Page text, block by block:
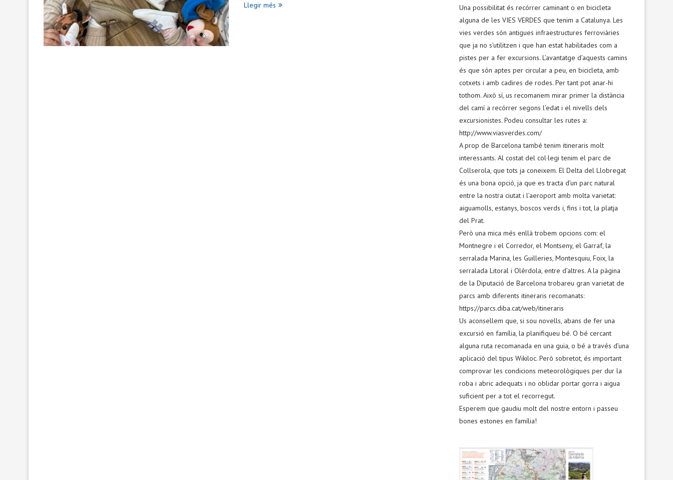
Llegir més
Una possibilitat és recórrer caminant o en bicicleta
alguna de les VIES VERDES que tenim a Catalunya. Les
vies verdes són antigues infraestructures ferroviàries
que ja no s’utilitzen i que han estat habilitades com a
pistes per a fer excursions. L’avantatge d’aquests camins
és que són aptes per circular a peu, en bicicleta, amb
cotxets i amb cadires de rodes. Per tant pot anar-hi
tothom. Això sí, us recomanem mirar primer la distància
del camí a recórrer segons l’edat i el nivells dels
excursionistes. Podeu consultar les rutes a:
http://www.viasverdes.com/
A prop de Barcelona també tenim itineraris molt
interessants. Al costat del col·legi tenim el parc de
Collserola, que tots ja coneixem. El Delta del Llobregat
és una bona opció, ja que es tracta d’un parc natural
entre la nostra ciutat i l’aeroport amb molta varietat:
aiguamolls, estanys, boscos verds i, fins i tot, la platja
del Prat.
Però una mica més enllà trobem opcions com: el
Montnegre i el Corredor, el Montseny, el Garraf, la
serralada Marina, les Guilleries, Montesquiu, Foix, la
serralada Litoral i Olèrdola, entre d’altres. A la pàgina
de la Diputació de Barcelona trobareu gran varietat de
parcs amb diferents itineraris recomanats:
https://parcs.diba.cat/web/itineraris
Us aconsellem que, si sou novells, abans de fer una
excursió en família, la planifiqueu bé. O bé cercant
alguna ruta recomanada en una guia, o bé a través d’una
aplicació del tipus Wikiloc. Però sobretot, és important
comprovar les condicions meteorològiques per dur la
roba i abric adequats i no oblidar portar gorra i aigua
suficient per a tot el recorregut.
Esperem que gaudiu molt del nostre entorn i passeu
bones estones en família!